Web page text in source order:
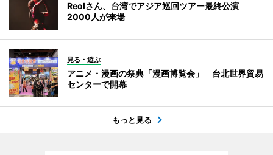
Reolさん、台湾でアジア巡回ツアー最終公演
2000人が来場
見る・遊ぶ
アニメ・漫画の祭典「漫画博覧会」 台北世界貿易
センターで開幕
もっと見る